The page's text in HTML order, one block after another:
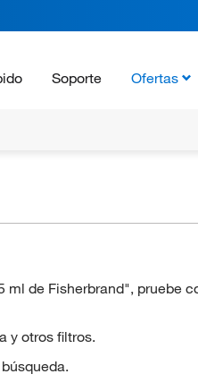
Soporte Ofertas
de Fisherbrand", pruebe
y otros filtros.